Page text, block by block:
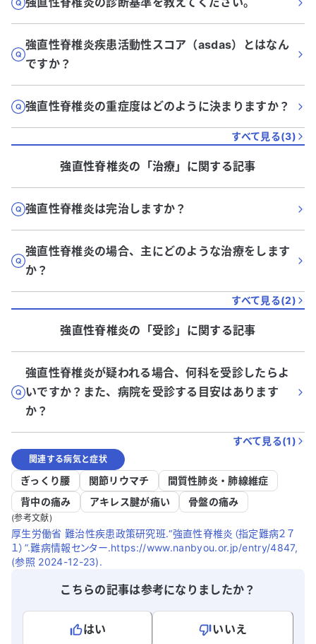
強直性脊椎炎疾患活動性スコア（asdas）とはなん
ですか？
強直性脊椎炎の重症度はどのように決まりますか？
すべて見る(3)
強直性脊椎炎の「治療」に関する記事
強直性脊椎炎は完治しますか？
強直性脊椎炎の場合、主にどのような治療をします
か？
すべて見る(2)
強直性脊椎炎の「受診」に関する記事
強直性脊椎炎が疑われる場合、何科を受診したらよ
いですか？また、病院を受診する目安はあります
か？
すべて見る(1)
関連する病気と症状
ぎっくり腰 関節リウマチ
間質性肺炎・肺線維症
背中の痛み
アキレス腱が痛い 骨盤の痛み
(参考文献)
厚生労働省 難治性疾患政策研究班.“強直性脊椎炎（指定難病２７
１）”.難病情報センター.https://www.nanbyou.or.jp/entry/4847,
(参照 2024-12-23).
こちらの記事は参考になりましたか？
はい
いいえ